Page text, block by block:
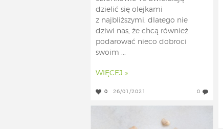
dzielić się olejkami
z najbliższymi, dlatego nie
dziwi nas, że chcą również
podarować nieco dobroci
swoim ...
WIĘCEJ »
0 26/01/2021 0